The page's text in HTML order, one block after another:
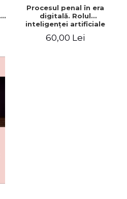
Procesul penal în era
digitală. Rolul
inteligenţei artificiale
60,00 Lei